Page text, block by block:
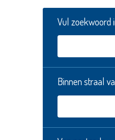
Vul zoekwoord
Binnen straal